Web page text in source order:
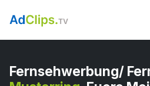
Fernsehwerbung/